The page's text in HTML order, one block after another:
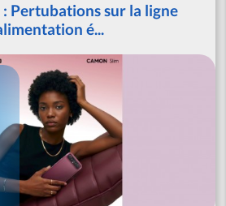
Pertubations sur la ligne
é...